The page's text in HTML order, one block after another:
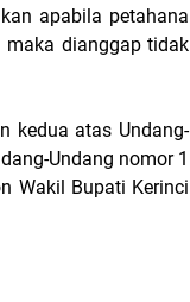
apabila petahana
maka dianggap tidak
kedua atas Undang-
Undang nomor 1
Wakil Bupati Kerinci